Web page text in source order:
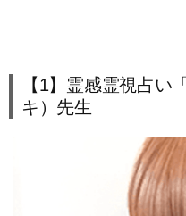
【1】霊感霊視占
キ）先生